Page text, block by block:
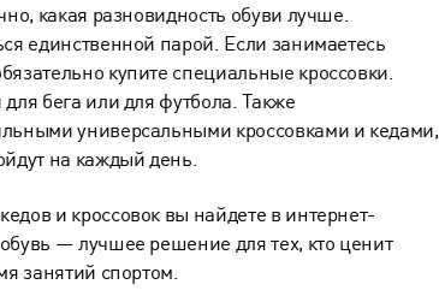
какая разновидность обуви лучше.
единственной парой. Если занимаетесь
купите специальные кроссовки.
бега или для футбола. Также
универсальными кроссовками и кедами,
на каждый день.
и кроссовок вы найдете в интернет-
— лучшее решение для тех, кто ценит
занятий спортом.